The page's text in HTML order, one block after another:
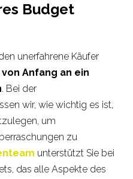
Budget
unerfahrene Käufer
Anfang an ein
. Bei der
wir, wie wichtig es ist,
um
zu
unterstützt Sie bei
das alle Aspekte des